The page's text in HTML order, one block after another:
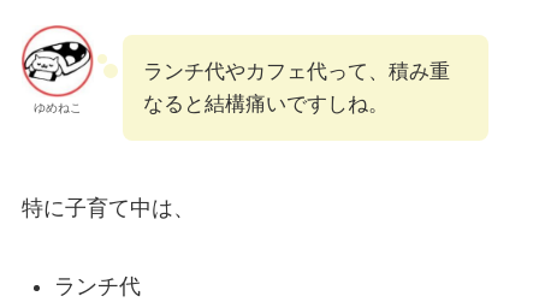
ゆめねこ
ランチ代やカフェ代って、積み重
なると結構痛いですしね。
特に子育て中は、
ランチ代